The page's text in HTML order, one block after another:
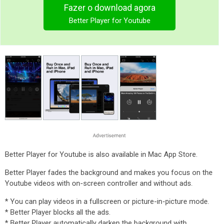
Fazer o download agora
Better Player for Youtube
Better Player for Youtube is also available in Mac App Store.
Better Player fades the background and makes you focus on the
Youtube videos with on-screen controller and without ads.
* You can play videos in a fullscreen or picture-in-picture mode.
* Better Player blocks all the ads.